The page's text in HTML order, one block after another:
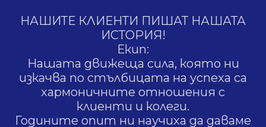
НАШИТЕ КЛИЕНТИ ПИШАТ НАШАТА
ИСТОРИЯ!
Екип:
Нашата движеща сила, която ни
изкачва по стълбицата на успеха са
хармоничните отношения с
клиенти и колеги.
Годините опит ни научиха да даваме